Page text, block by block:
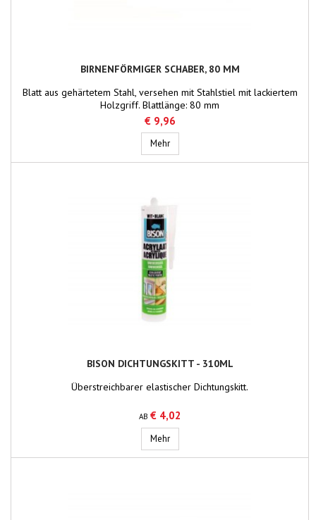
BIRNENFÖRMIGER SCHABER, 80 MM
Blatt aus gehärtetem Stahl, versehen mit Stahlstiel mit lackiertem
Holzgriff. Blattlänge: 80 mm
€ 9,96
MehrBirnenförmiger Schaber, 80 mm
BISON DICHTUNGSKITT - 310ML
Überstreichbarer elastischer Dichtungskitt.
AB € 4,02
MehrBison Dichtungskitt - 310ml